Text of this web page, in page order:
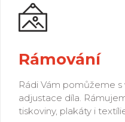
Rámování
Rádi Vám pomůžeme
adjustace díla.
tiskoviny, plakáty i